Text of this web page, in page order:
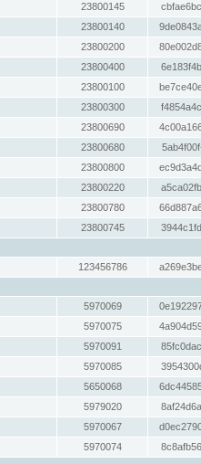
23800145
23800140
23800200
23800400
23800100
23800300
23800690
23800680
23800800
23800220
23800780
23800745
123456786
5970069
5970075
5970091
5970085
5650068
5979020
5970067
5970074